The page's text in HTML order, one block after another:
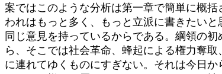
案ではこのような分析は第一章で簡単に概
われはもっと多く、もっと立派に書きたい
同じ意見を持っているからである。綱領の
ら、そこでは社会革命、蜂起による権力奪
に連れてゆくものにすぎない。それは今日